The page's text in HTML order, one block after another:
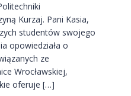
Kurzaj. Pani Kasia,
studentów swojego
opowiedziała o
ze
Wrocławskiej,
oferuje […]